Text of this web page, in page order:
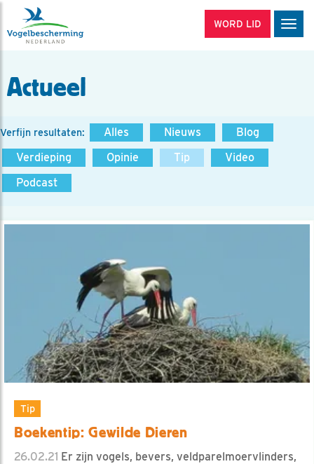
WORD LID
Actueel
Verfijn resultaten: Alles Nieuws
Blog
Verdieping
Opinie Tip
Video
Podcast
Tip
Boekentip: Gewilde Dieren
26.02.21 Er zijn vogels, bevers, veldparelmoervlinders,